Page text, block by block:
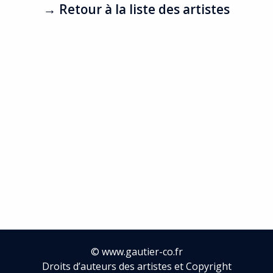
→ Retour à la liste des artistes
© www.gautier-co.fr
Droits d’auteurs des artistes et Copyright